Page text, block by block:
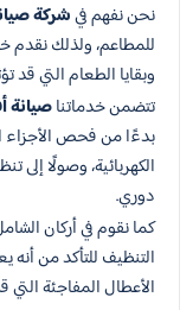
نحن نفهم فيشركة
للمطاعم، ولذلك نقدم
وبقايا الطعام التي قد
تتضمن خدماتناصيانة
بدءًا من فحص الأجزاء
الكهربائية، وصولًا إلى
دوري.
كما نقوم في أركان
التنظيف للتأكد من
الأعطال المفاجئة